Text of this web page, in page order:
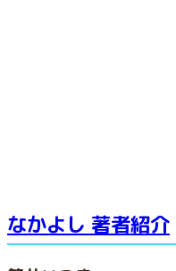
なかよし 著者紹介